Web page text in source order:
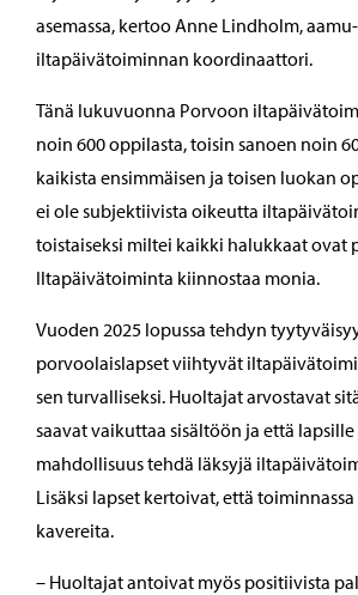
asemassa, kertoo Anne Lindholm,
iltapäivätoiminnan koordinaattori.
Tänä lukuvuonna Porvoon
noin 600 oppilasta, toisin sanoen noin
kaikista ensimmäisen ja toisen luokan
ei ole subjektiivista oikeutta
toistaiseksi miltei kaikki halukkaat ovat
Iltapäivätoiminta kiinnostaa monia.
Vuoden 2025 lopussa tehdyn
porvoolaislapset viihtyvät
sen turvalliseksi. Huoltajat arvostavat
saavat vaikuttaa sisältöön ja että
mahdollisuus tehdä läksyjä
Lisäksi lapset kertoivat, että
kavereita.
– Huoltajat antoivat myös positiivista